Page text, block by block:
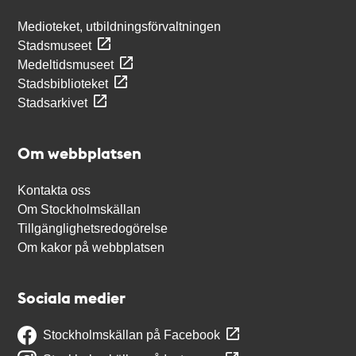
Medioteket, utbildningsförvaltningen
Stadsmuseet
Medeltidsmuseet
Stadsbiblioteket
Stadsarkivet
Om webbplatsen
Kontakta oss
Om Stockholmskällan
Tillgänglighetsredogörelse
Om kakor på webbplatsen
Sociala medier
Stockholmskällan på Facebook